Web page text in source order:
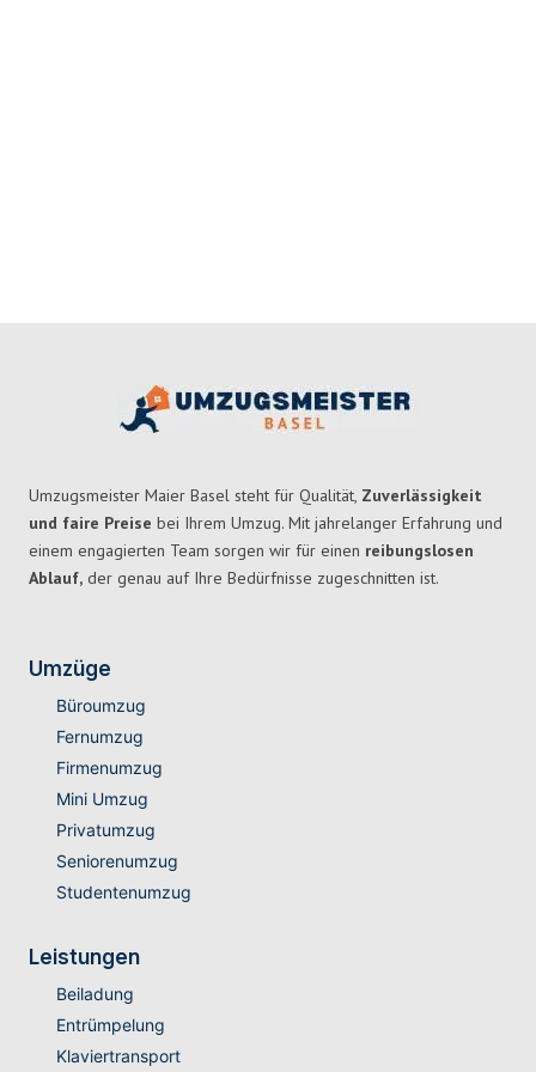
Umzugsmeister Maier Basel steht für Qualität, Zuverlässigkeit
und faire Preise bei Ihrem Umzug. Mit jahrelanger Erfahrung und
einem engagierten Team sorgen wir für einen reibungslosen
Ablauf, der genau auf Ihre Bedürfnisse zugeschnitten ist.
Umzüge
Büroumzug
Fernumzug
Firmenumzug
Mini Umzug
Privatumzug
Seniorenumzug
Studentenumzug
Leistungen
Beiladung
Entrümpelung
Klaviertransport